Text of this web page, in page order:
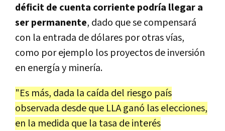
déficit de cuenta corriente podría llegar a
ser permanente, dado que se compensará
con la entrada de dólares por otras vías,
como por ejemplo los proyectos de inversión
en energía y minería.
"Es más, dada la caída del riesgo país
observada desde que LLA ganó las elecciones,
en la medida que la tasa de interés